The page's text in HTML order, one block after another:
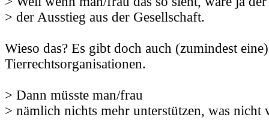
> der Ausstieg aus der Gesellschaft.
Wieso das? Es gibt doch auch (zumindest
Tierrechtsorganisationen.
> Dann müsste man/frau
> nämlich nichts mehr unterstützen, was nicht